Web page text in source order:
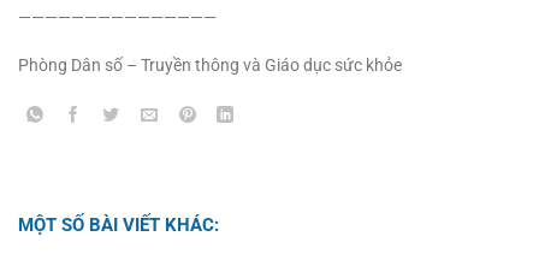
———————————————
Phòng Dân số – Truyền thông và Giáo dục sức khỏe
MỘT SỐ BÀI VIẾT KHÁC: